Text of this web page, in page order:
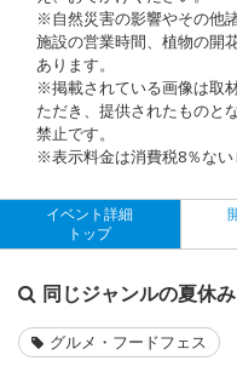
※自然災害の影響やその他
施設の営業時間、植物の開
あります。
※掲載されている画像は取
ただき、提供されたものと
禁止です。
※表示料金は消費税8％ない
イベント詳細
トップ
同じジャンルの夏休
グルメ・フードフェス